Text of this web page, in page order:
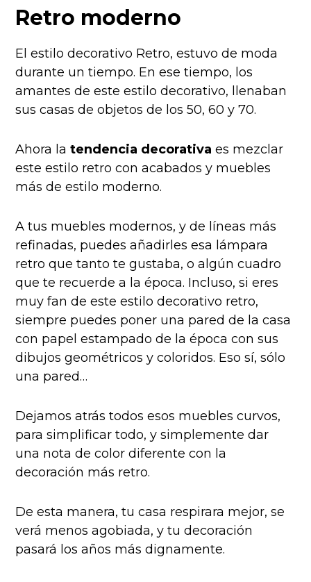
Retro moderno
El estilo decorativo Retro, estuvo de moda
durante un tiempo. En ese tiempo, los
amantes de este estilo decorativo, llenaban
sus casas de objetos de los 50, 60 y 70.
Ahora la tendencia decorativa es mezclar
este estilo retro con acabados y muebles
más de estilo moderno.
A tus muebles modernos, y de líneas más
refinadas, puedes añadirles esa lámpara
retro que tanto te gustaba, o algún cuadro
que te recuerde a la época. Incluso, si eres
muy fan de este estilo decorativo retro,
siempre puedes poner una pared de la casa
con papel estampado de la época con sus
dibujos geométricos y coloridos. Eso sí, sólo
una pared…
Dejamos atrás todos esos muebles curvos,
para simplificar todo, y simplemente dar
una nota de color diferente con la
decoración más retro.
De esta manera, tu casa respirara mejor, se
verá menos agobiada, y tu decoración
pasará los años más dignamente.